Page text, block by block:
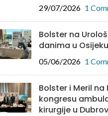
29/07/2026 1
Bolster na
danima u Osijeku
05/06/2026 1
Bolster i Meril na
kongresu
kirurgije u